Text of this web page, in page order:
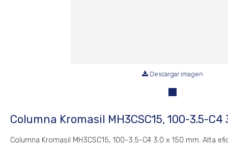
Descargar imagen
Columna Kromasil MH3CSC15, 100-3.5-C4
Columna Kromasil MH3CSC15, 100-3.5-C4 3.0 x 150 mm. Alta